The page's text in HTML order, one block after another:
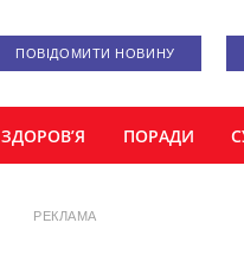
ПОВІДОМИТИ НОВИНУ
ЗДОРОВ’Я ПОРАДИ
РЕКЛАМА